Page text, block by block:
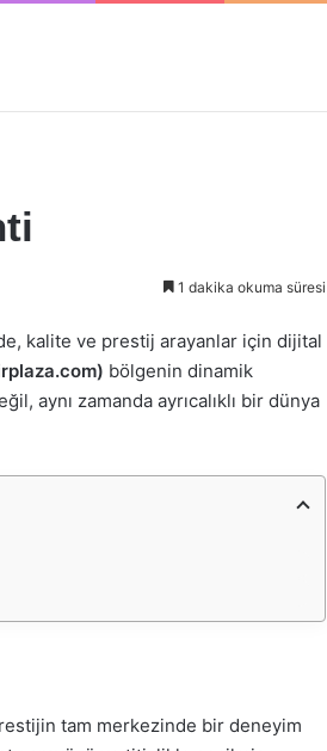
1 dakika okuma süresi
kalite ve prestij arayanlar için dijital
bölgenin dinamik
aynı zamanda ayrıcalıklı bir dünya
tam merkezinde bir deneyim